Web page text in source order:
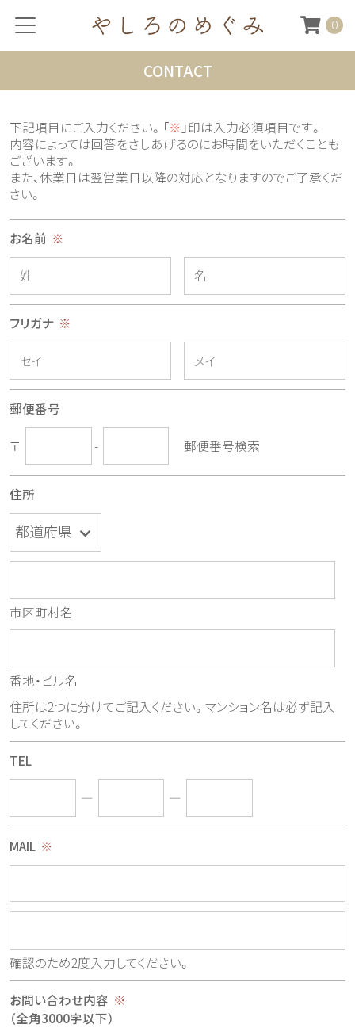
0
CONTACT
下記項目にご入力ください。「※ 」印は入力必須項目です。
内容によっては回答をさしあげるのにお時間をいただくことも
ございます。
また、休業日は翌営業日以降の対応となりますのでご了承くだ
さい。
お名前 ※
フリガナ ※
郵便番号
〒 - 郵便番号検索
住所
市区町村名
番地・ビル名
住所は2つに分けてご記入ください。マンション名は必ず記入
してください。
TEL
― ―
MAIL ※
確認のため2度入力してください。
お問い合わせ内容 ※
（全角3000字以下）